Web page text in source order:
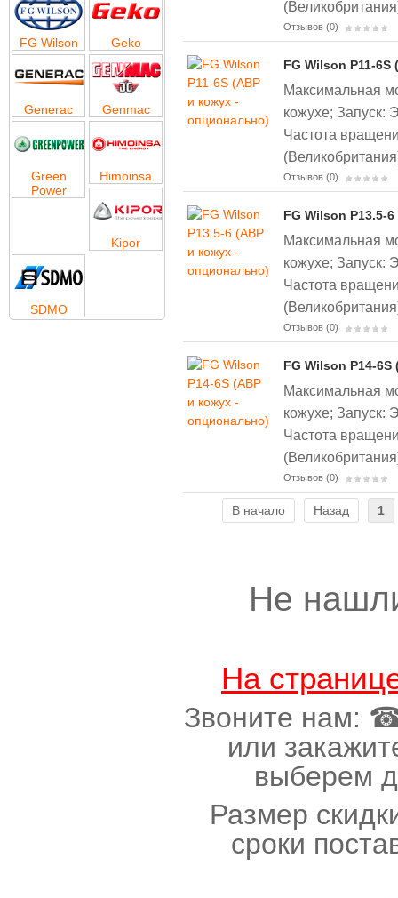
Отзывов (0)
FG Wilson P11-
Максимальная
кожухе; Запуск:
Частота
Отзывов (0)
FG Wilson P13.5-
Максимальная
кожухе; Запуск:
Частота
Отзывов (0)
FG Wilson P14-
Максимальная
кожухе; Запуск:
Частота
Отзывов (0)
В начало Назад 1
Не
На
Звоните нам:
или
выберем
Размер
сроки
FG Wilson Geko
Generac Genmac
Green
Power
Himoinsa
Kipor
SDMO